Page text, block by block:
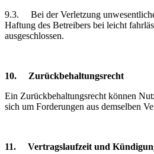
9.3.
Bei der Verletzung
Haftung des Betreibers bei leicht
ausgeschlossen.
10.
Zurückbehaltungsrecht
Ein Zurückbehaltungsrecht können
sich um Forderungen aus demselben
11. Vertragslaufzeit und